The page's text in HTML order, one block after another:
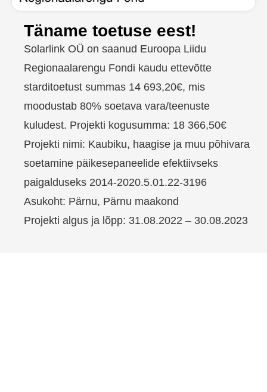
Täname toetuse eest!
Solarlink OÜ on saanud Euroopa Liidu
Regionaalarengu Fondi kaudu ettevõtte
starditoetust summas 14 693,20€, mis
moodustab 80% soetava vara/teenuste
kuludest. Projekti kogusumma: 18 366,50€
Projekti nimi: Kaubiku, haagise ja muu põhivara
soetamine päikesepaneelide efektiivseks
paigalduseks 2014-2020.5.01.22-3196
Asukoht: Pärnu, Pärnu maakond
Projekti algus ja lõpp: 31.08.2022 – 30.08.2023